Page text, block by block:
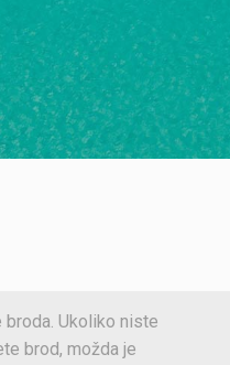
Ukoliko niste
brod, možda je